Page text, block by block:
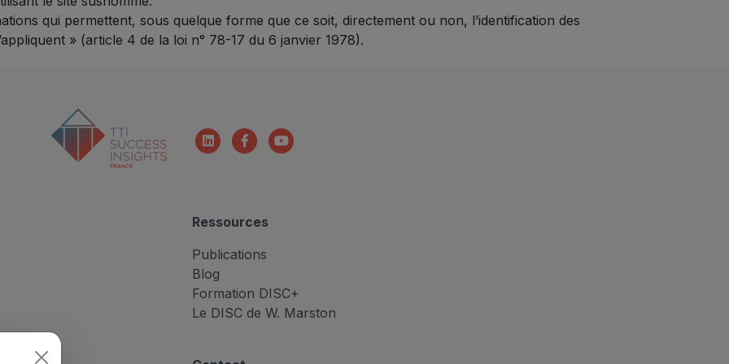
qui permettent, sous quelque forme que ce soit, directement ou non, l’identification des
» (article 4 de la loi n° 78-17 du 6 janvier 1978).
LinkedinFacebook-
Youtube
Ressources
Publications
Blog
Formation DISC+
Le DISC de W. Marston